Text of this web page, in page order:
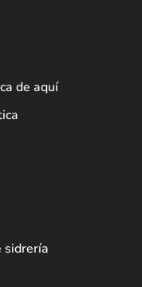
de aquí
sidrería